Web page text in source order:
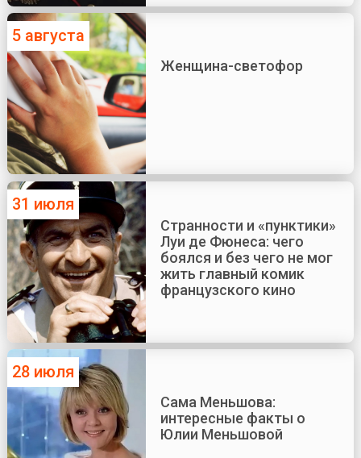
5 августа
Женщина-светофор
31 июля
Странности и «пунктики»
Луи де Фюнеса: чего
боялся и без чего не мог
жить главный комик
французского кино
28 июля
Сама Меньшова:
интересные факты о
Юлии Меньшовой